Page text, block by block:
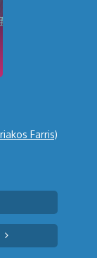
Farris)